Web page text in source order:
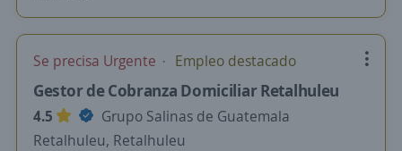
Se precisa Urgente Empleo destacado
Gestor de Cobranza Domiciliar Retalhuleu
4.5
Grupo Salinas de Guatemala
Retalhuleu, Retalhuleu